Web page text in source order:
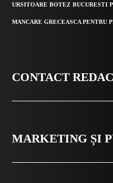
URSITOARE BOTEZ BUCURESTI
MANCARE GRECEASCA PENTRU
CONTACT
MARKETING ȘI